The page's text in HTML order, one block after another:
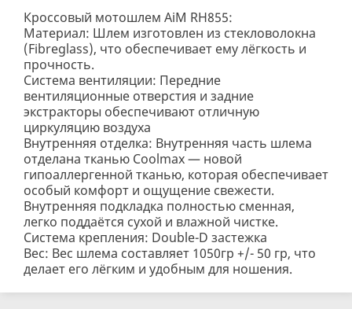
Кроссовый мотошлем AiM RH855:
Материал: Шлем изготовлен из стекловолокна
(Fibreglass), что обеспечивает ему лёгкость и
прочность.
Система вентиляции: Передние
вентиляционные отверстия и задние
экстракторы обеспечивают отличную
циркуляцию воздуха
Внутренняя отделка: Внутренняя часть шлема
отделана тканью Coolmax — новой
гипоаллергенной тканью, которая обеспечивает
особый комфорт и ощущение свежести.
Внутренняя подкладка полностью сменная,
легко поддаётся сухой и влажной чистке.
Система крепления: Double-D застежка
Вес: Вес шлема составляет 1050гр +/- 50 гр, что
делает его лёгким и удобным для ношения.